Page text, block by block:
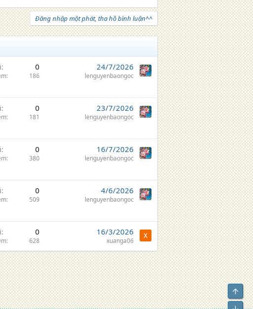
Đăng nhập một phát, tha hồ bình luận^^
0
186
24/7/2026
lenguyenbaongoc
0
181
23/7/2026
lenguyenbaongoc
0
380
16/7/2026
lenguyenbaongoc
0
509
4/6/2026
lenguyenbaongoc
0
628
16/3/2026
xuanga06
Top